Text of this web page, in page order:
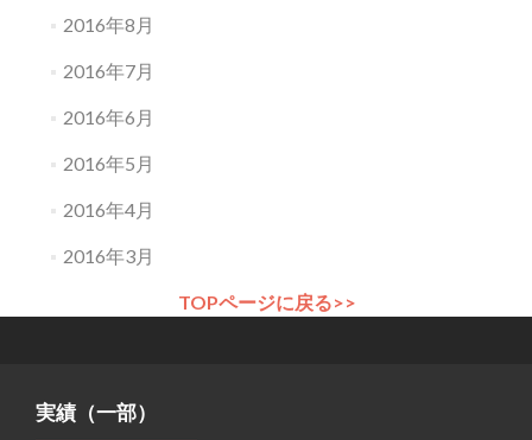
2016年8月
2016年7月
2016年6月
2016年5月
2016年4月
2016年3月
TOPページに戻る>>
実績（一部）